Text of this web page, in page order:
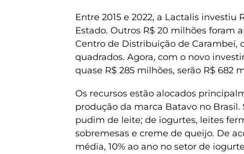
Entre 2015 e 2022, a Lactalis
Estado. Outros R$ 20 milhões foram
Centro de Distribuição de
quadrados. Agora, com o novo
quase R$ 285 milhões, serão R$ 682
Os recursos estão alocados
produção da marca Batavo no
pudim de leite; de iogurtes, leites
sobremesas e creme de queijo. De
média, 10% ao ano no setor de